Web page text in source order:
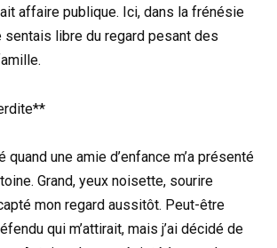
affaire publique. Ici, dans la frénésie
sentais libre du regard pesant des
quand une amie d’enfance m’a présenté
Grand, yeux noisette, sourire
mon regard aussitôt. Peut-être
qui m’attirait, mais j’ai décidé de